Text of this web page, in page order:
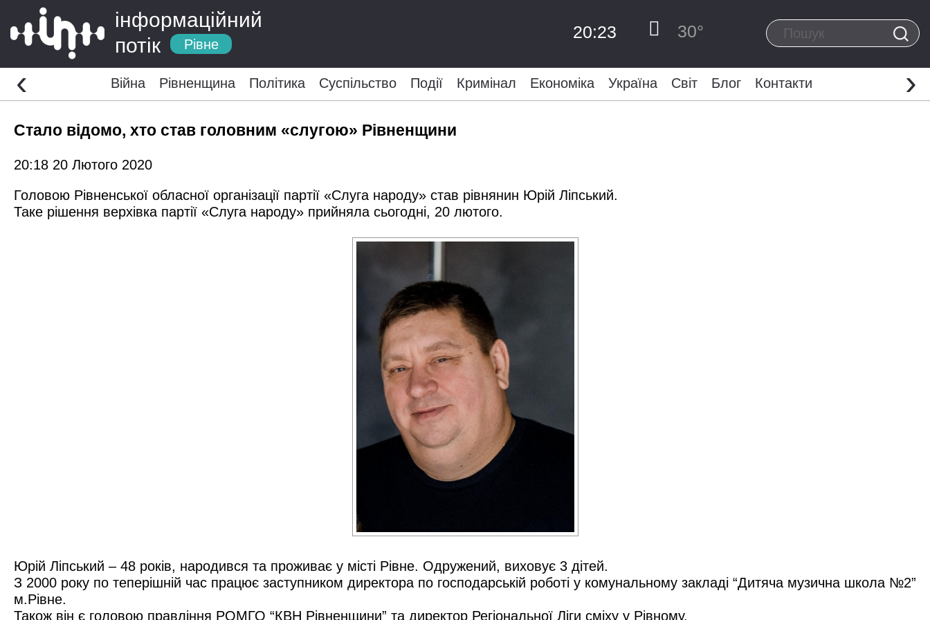
інформаційний
потік
Рівне
20:23 30°
Війна Рівненщина Політика Суспільство Події Кримінал Економіка Україна Світ Блог Контакти
‹ ›
Стало відомо, хто став головним «слугою» Рівненщини
20:18 20 Лютого 2020
Головою Рівненської обласної організації партії «Слуга народу» став рівнянин Юрій Ліпський.
Таке рішення верхівка партії «Слуга народу» прийняла сьогодні, 20 лютого.
Юрій Ліпський – 48 років, народився та проживає у місті Рівне. Одружений, виховує 3 дітей.
З 2000 року по теперішній час працює заступником директора по господарській роботі у комунальному закладі “Дитяча музична школа №2”
м.Рівне.
Також він є головою правління РОМГО “КВН Рівненщини” та директор Регіональної Ліги сміху у Рівному.